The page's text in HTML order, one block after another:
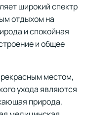
широкий спектр
отдыхом на
и спокойная
и общее
местом,
ухода являются
природа,